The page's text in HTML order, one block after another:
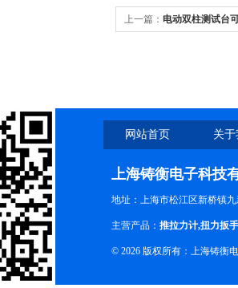
上一篇： 电动双柱测试台
网站首页 关
上海铸衡电子科技
地址：上海市松江区新桥镇
主营产品： 推拉力计,扭力扳手
© 2026 版权所有：上海铸衡